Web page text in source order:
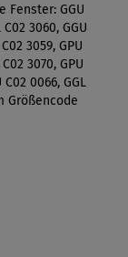
GGU
3060, GGU
3059, GPU
3070, GPU
C02 0066, GGL
Größencode